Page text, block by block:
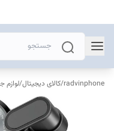
radvinphone
/کالای دیجیتال/لوازم